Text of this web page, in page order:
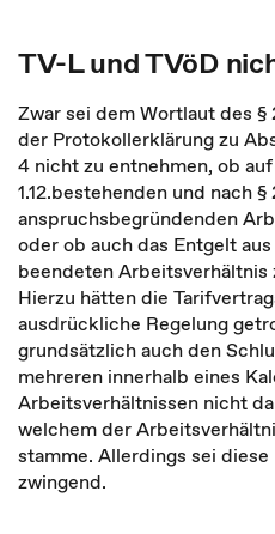
TV-L und TVöD
Zwar sei dem Wortlaut des §
der Protokollerklärung zu
4 nicht zu entnehmen, ob
1.12.bestehenden und nach
anspruchsbegründenden
oder ob auch das Entgelt
beendeten
Hierzu hätten die
ausdrückliche Regelung
grundsätzlich auch den
mehreren innerhalb eines
Arbeitsverhältnissen nicht
welchem der
stamme. Allerdings sei
zwingend.